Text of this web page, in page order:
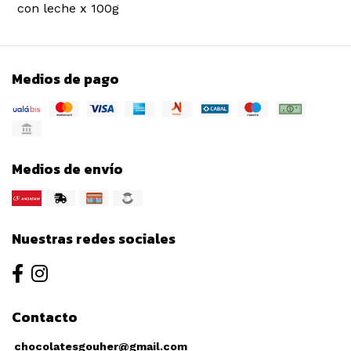
con leche x 100g
Medios de pago
Medios de envío
Nuestras redes sociales
Contacto
chocolatesgouher@gmail.com